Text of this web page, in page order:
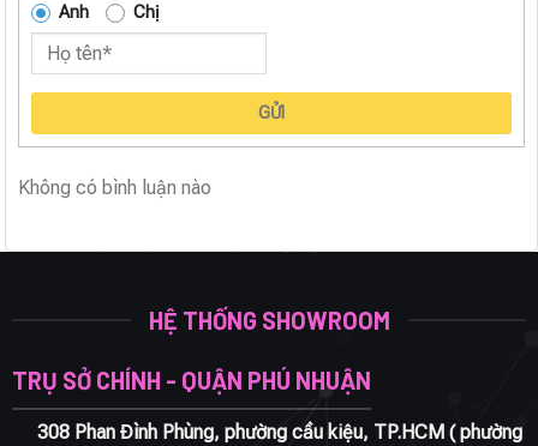
Anh Chị
GỬI
Không có bình luận nào
HỆ THỐNG SHOWROOM
TRỤ SỞ CHÍNH - QUẬN PHÚ NHUẬN
308 Phan Đình Phùng, phường cầu kiệu, TP.HCM ( phường